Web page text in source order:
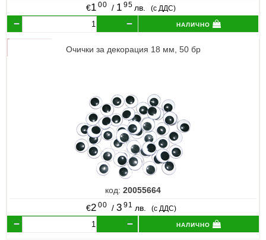
€1 00 / 1 95 лв. (с ДДС)
налично
Очички за декорация 18 мм, 50 бр
код: 20055664
€2 00 /3 91 лв. (с ДДС)
налично